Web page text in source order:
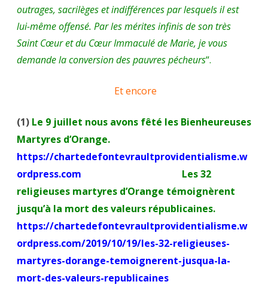
outrages, sacrilèges et indifférences par lesquels il est
lui-même offensé. Par les mérites infinis de son très
Saint Cœur et du Cœur Immaculé de Marie, je vous
demande la conversion des pauvres pécheurs“.
Et encore
(1) Le 9 juillet nous avons fêté les Bienheureuses
Martyres d’Orange.
https://chartedefontevraultprovidentialisme.w
ordpress.com Les 32
religieuses martyres d’Orange témoignèrent
jusqu’à la mort des valeurs républicaines.
https://chartedefontevraultprovidentialisme.w
ordpress.com/2019/10/19/les-32-religieuses-
martyres-dorange-temoignerent-jusqua-la-
mort-des-valeurs-republicaines